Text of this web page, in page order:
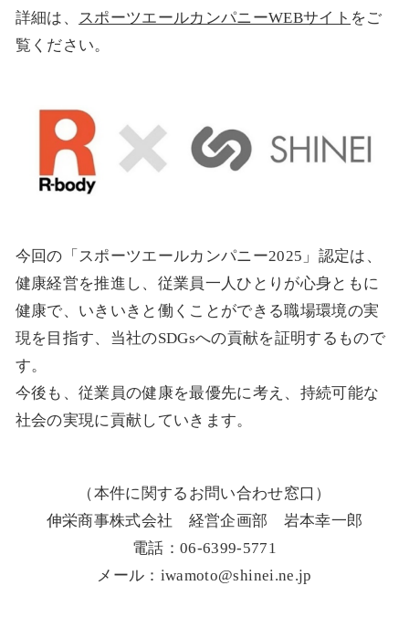
詳細は、 スポーツエールカンパニーWEBサイト をご
覧ください。
今回の「スポーツエールカンパニー2025」認定は、
健康経営を推進し、従業員一人ひとりが心身ともに
健康で、いきいきと働くことができる職場環境の実
現を目指す、当社のSDGsへの貢献を証明するもので
す。
今後も、従業員の健康を最優先に考え、持続可能な
社会の実現に貢献していきます。
（本件に関するお問い合わせ窓口）
伸栄商事株式会社 経営企画部 岩本幸一郎
電話：06-6399-5771
メール：iwamoto@shinei.ne.jp